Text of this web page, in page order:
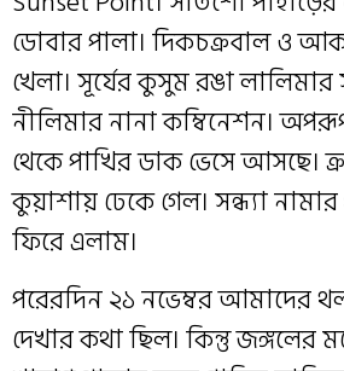
ডোবার পালা। দিকচক্রবাল ও
খেলা। সূর্যের কুসুম রঙা
নীলিমার নানা কম্বিনেশন।
থেকে পাখির ডাক ভেসে আসছে।
কুয়াশায় ঢেকে গেল। সন্ধ্যা নামার
ফিরে এলাম।
পরেরদিন ২১ নভেম্বর আমাদের
দেখার কথা ছিল। কিন্তু জঙ্গলের